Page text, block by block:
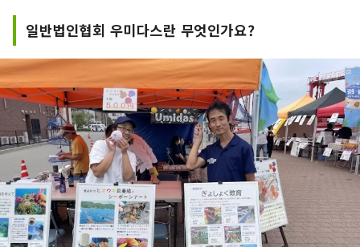
일반법인협회 우미다스란 무엇인가요?